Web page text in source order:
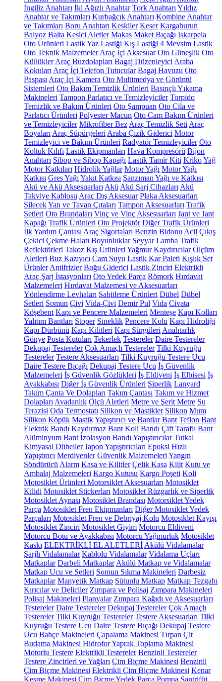
İngiliz Anahtarı İki Ağızlı Anahtar Tork Anahtarı Yıldız
Anahtar ve Takımları Kurbağcık Anahtarı Kombine Anahtar
ve Takımları Boru Anahtarı Keskiler Keser Kargaburun
Balyoz Balta Kesici Aletler Makas Maket Bıçağı Iskarpela
Oto Ürünleri LastikYaz Lastiği Kış Lastiği 4 Mevsim Lastik
Oto Teknik Malzemeler Araç İçi Aksesuar Oto Güneşlik Oto
Küllükler Araç Buzdolapları Bagaj Düzenleyici Araba
Kokuları Araç İçi Telefon Tutucular Bagaj Havuzu Oto
Paspası Araç İçi Kamera Oto Multimedya ve Görüntü
Sistemleri Oto Bakım Temizlik Ürünleri Basınçlı Yıkama
Makineleri Tampon Parlatıcı ve Temizleyiciler Torpido
Temizlik ve Bakım Ürünleri Oto Şampuan Oto Cila ve
Parlatıcı Ürünleri Polyester Macun Oto Cam Bakım Ürünleri
ve Temizleyiciler Mikrofiber Bez Araç Temizlik Seti Araç
Boyaları Araç Süpürgeleri Araba Çizik Giderici Motor
Temizleyici ve Bakım Ürünleri Radyatör Temizleyiciler Oto
Koltuk Kılıfı Lastik Ekipmanları Hava Kompresörü Bijon
Anahtarı Sibop ve Sibop Kapağı Lastik Tamir Kiti KrikoYağ
Motor Katkıları Hidrolik Yağlar Motor Yağı Motor Yağı
Katkısı Gres Yağı Yakıt Katkısı Şanzıman Yağı ve Katkısı
Akü ve Akü Aksesuarları Akü Akü Şarj Cihazları Akü
Takviye Kablosu Araç Dış Aksesuar Plaka Aksesuarları
SilecekYan ve Tavan Çıtaları Tampon Aksesuarları Trafik
Setleri Oto Brandaları Vinç ve Vinç Aksesuarları Jant ve Jant
Kapağı Trafik Ürünleri Oto Projektör Diğer Trafik Ürünleri
İlk Yardım Çantası Araç Sigortaları Benzin Bidonu Acil Çıkış
Çekici Çekme Halatı Boyunluklar Seyyar Lamba Trafik
Reflektörleri Takoz Kış Ürünleri Yağmur Kaydırıcılar Ölçüm
Aletleri Buz Kazıyıcı Cam Suyu Lastik Kar Paleti Kışlık Set
Ürünler Antifrizler Buğu Giderici Lastik Zinciri Elektrikli
Araç Şarj İstasyonları Oto Yedek Parça Römork Hırdavat
Malzemeleri Hırdavat Malzemesi ve Aksesuarları
Yönlendirme Levhaları Sabitleme Ürünleri Dübel Dübel
Setleri Somun Çivi Vida-Çivi Demir Pul Vida Civata
Köşebent Kapı ve Pencere Malzemeleri Menteşe Kapı Kolları
Yalıtım Bantları Stoper Sineklik Pencere Kolu Kapı Hidroliği
Kapı Dürbünü Kapı Kilitleri Kapı Sürgüleri Anahtarlık
Gönye Posta Kutuları Tekerlek Testereler Daire Testereler
Dekupaj Testereler Çok Amaçlı Testereler Tilki Kuyruğu
Testereler Testere Aksesuarları Tilki Kuyruğu Testere Ucu
Daire Testere Bıçağı Dekupaj Testere Ucu İş Güvenlik
Malzemeleri İş Güvenlik Gözlükleri İş Eldiveni İş Elbisesi İş
Ayakkabısı Diğer İş Güvenlik Ürünleri Siperlik Lanyard
Takım Çanta Ve Dolapları Takım Çantası Takım ve Hizmet
Dolapları Avadanlık Ölçü Aletleri Metre ve Şerit Metre Su
Terazisi Oda Termostatı Silikon ve Mastikler Silikon Mum
Silikon Köpük MastikYapıştırıcı ve Bantlar Bant Teflon Bant
Elektrik Bandı Kaydırmaz Bant Koli Bandı Çift Taraflı Bant
Alüminyum Bant İzolasyon Bandı Yapıştırıcılar Tutkal
Kimyasal Dübeller Japon Yapıştırıcıları Epoksi Hızlı
Yapıştırıcı Merdivenler Güvenlik Malzemeleri Yangın
Söndürücü Alarm Kasa ve Kilitler Çelik Kasa Kilit Kutu ve
Ambalaj Malzemeleri Kargo Kutusu Kargo Poşeti Koli
Motosiklet Ürünleri Motorsiklet Aksesuarları Motosiklet
Kilidi Motosiklet Stickerları Motosiklet Rüzgarlık ve Siperlik
Motosiklet Aynası Motosiklet Brandası Motorsiklet Yedek
Parça Motosiklet Fren Ekipmanları Diğer Motosiklet Yedek
Parçaları Motosiklet Fren ve Debriyaj Kolu Motosiklet Kayışı
Motosiklet Zinciri Motosiklet Giyim Motorcu Eldiveni
Motorcu Botu ve Ayakkabısı Motorcu Yağmurluk Motosiklet
Kaskı ELEKTRİKLİ EL ALETLERİ Akülü Vidalamalar
Şarjlı Vidalamalar Kablolu Vidalamalar Vidalama Uçları
Matkaplar Darbeli Matkaplar Akülü Matkap ve Vidalamalar
Matkap Ucu ve Setleri Somun Sıkma Makineleri Darbesiz
Matkaplar Manyetik Matkap Sütunlu Matkap Matkap Tezgahı
Kırıcılar ve Deliciler Zımpara ve Polisaj Zımpara Makineleri
Polisaj Makineleri Planyalar Zımpara Kağıdı ve Aksesuarları
Testereler Daire Testereler Dekupaj Testereler Çok Amaçlı
Testereler Tilki Kuyruğu Testereler Testere Aksesuarları Tilki
Kuyruğu Testere Ucu Daire Testere Bıçağı Dekupaj Testere
Ucu Bahçe Makineleri Çapalama Makinesi Tırpan Çit
Budama Makinesi HidroforYaprak Toplama Makinesi
Motorlu Testere Elektrikli Testereler Benzinli Testereler
Testere Zincirleri ve Yağları Çim Biçme Makinesi Benzinli
Çim Biçme Makinesi Elektrikli Çim Biçme Makinesi Kenar
Kesme Makinesi Çim Biçme Yedek Parça Pompa Santrifüj